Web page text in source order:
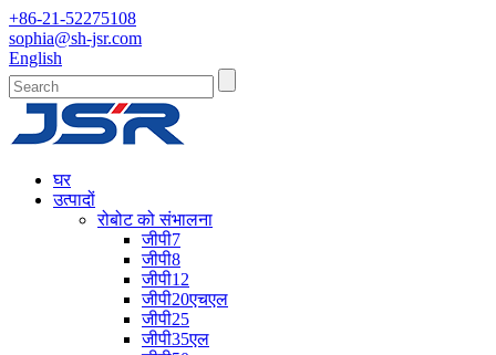
+86-21-52275108
sophia@sh-jsr.com
English
घर
उत्पादों
रोबोट को संभालना
जीपी7
जीपी8
जीपी12
जीपी20एचएल
जीपी25
जीपी35एल